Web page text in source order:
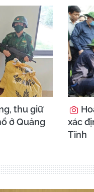
thu giữ
ở Quảng
xác
Tĩnh